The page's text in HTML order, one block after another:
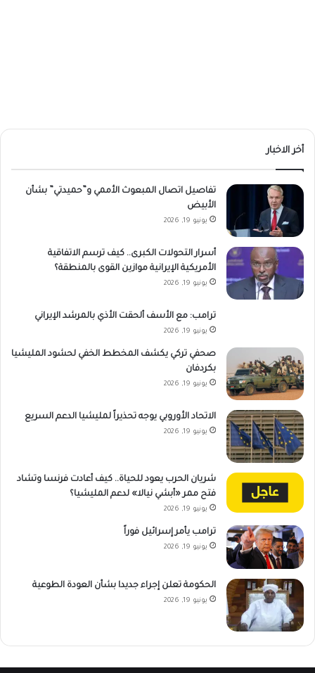
أخر الاخبار
تفاصيل اتصال المبعوث الأممي و”حميدتي” بشأن
الأبيض
يونيو 19, 2026
أسرار التحولات الكبرى.. كيف ترسم الاتفاقية
الأمريكية الإيرانية موازين القوى بالمنطقة؟
يونيو 19, 2026
ترامب: مع الأسف ألحقت الأذي بالمرشد الإيراني
يونيو 19, 2026
صحفي تركي يكشف المخطط الخفي لحشود المليشيا
بكردفان
يونيو 19, 2026
الاتحاد الأوروبي يوجه تحذيراً لمليشيا الدعم السريع
يونيو 19, 2026
شريان الحرب يعود للحياة.. كيف أعادت فرنسا وتشاد
فتح ممر «أبشي نيالا» لدعم المليشيا؟
يونيو 19, 2026
ترامب يأمر إسرائيل فوراً
يونيو 19, 2026
الحكومة تعلن إجراء جديدا بشأن العودة الطوعية
يونيو 19, 2026